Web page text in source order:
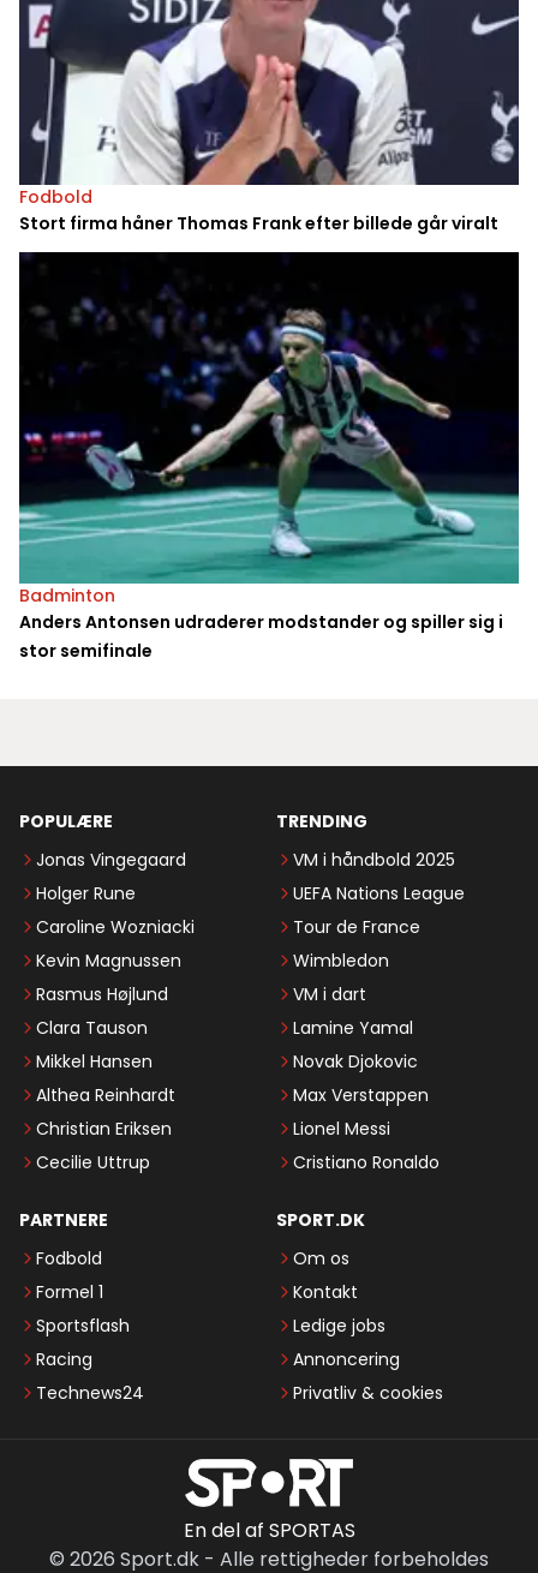
Fodbold
Stort firma håner Thomas Frank efter billede går viralt
Badminton
Anders Antonsen udraderer modstander og spiller sig i
stor semifinale
POPULÆRE
Jonas Vingegaard
Holger Rune
Caroline Wozniacki
Kevin Magnussen
Rasmus Højlund
Clara Tauson
Mikkel Hansen
Althea Reinhardt
Christian Eriksen
Cecilie Uttrup
TRENDING
VM i håndbold 2025
UEFA Nations League
Tour de France
Wimbledon
VM i dart
Lamine Yamal
Novak Djokovic
Max Verstappen
Lionel Messi
Cristiano Ronaldo
PARTNERE
Fodbold
Formel 1
Sportsflash
Racing
Technews24
SPORT.DK
Om os
Kontakt
Ledige jobs
Annoncering
Privatliv & cookies
En del af SPORTAS
© 2026 Sport.dk - Alle rettigheder forbeholdes